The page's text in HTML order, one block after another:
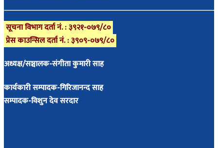
सूचना विभाग दर्ता नं. : ३९२१-०७९/८०
प्रेस काउन्सिल दर्ता नं. : ३९०९-०७९/८०
अध्यक्ष/सञ्चालक-संगीता कुमारी साह
कार्यकारी सम्पादक-गिरिजानन्द साह
सम्पादक-विशुन देव सरदार